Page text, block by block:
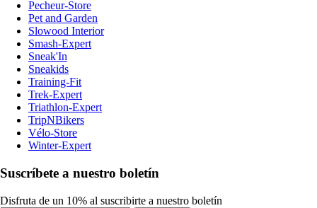
Pecheur-Store
Pet and Garden
Slowood Interior
Smash-Expert
Sneak'In
Sneakids
Training-Fit
Trek-Expert
Triathlon-Expert
TripNBikers
Vélo-Store
Winter-Expert
Suscríbete a nuestro boletín
Disfruta de un 10% al suscribirte a nuestro boletín